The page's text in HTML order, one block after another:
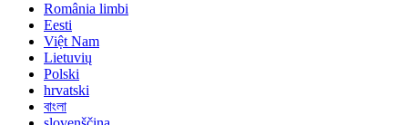
România limbi
Eesti
Việt Nam
Lietuvių
Polski
hrvatski
বাংলা